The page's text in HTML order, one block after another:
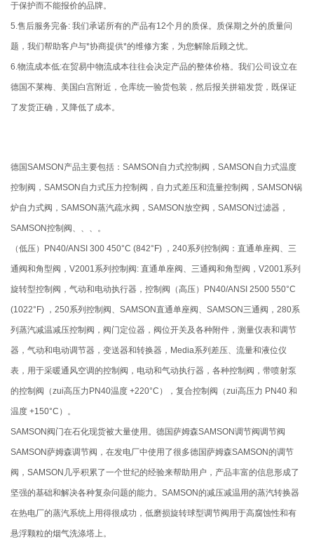
于保护而不能报价的品牌。
5.售后服务完备: 我们承诺所有的产品有12个月的质保。质保期之外的质量问
题，我们帮助客户与*协商提供*的维修方案，为您解除后顾之忧。
6.物流成本低:在贸易中物流成本往往会决定产品的整体价格。我们公司设立在
德国不莱梅、美国白宫附近，仓库统一验货包装，然后报关拼箱发货，既保证
了发货正确，又降低了成本。
德国SAMSON产品主要包括：SAMSON自力式控制阀，SAMSON自力式温度
控制阀，SAMSON自力式压力控制阀，自力式差压和流量控制阀，SAMSON锅
炉自力式阀，SAMSON蒸汽疏水阀，SAMSON放空阀，SAMSON过滤器，
SAMSON控制阀、、、。
（低压）PN40/ANSI 300 450°C (842°F) ，240系列控制阀：直通单座阀、三
通阀和角型阀，V2001系列控制阀: 直通单座阀、三通阀和角型阀，V2001系列
旋转型控制阀，气动和电动执行器，控制阀（高压）PN40/ANSI 2500 550°C
(1022°F) ，250系列控制阀、SAMSON直通单座阀、SAMSON三通阀，280系
列蒸汽减温减压控制阀，阀门定位器，阀位开关及各种附件，测量仪表和调节
器，气动和电动调节器，变送器和转换器，Media系列差压、流量和液位仪
表，用于采暖通风空调的控制阀，电动和气动执行器，各种控制阀，带喷射泵
的控制阀（zui高压力PN40温度 +220°C），复合控制阀（zui高压力 PN40 和
温度 +150°C）。
SAMSON阀门在石化现货被大量使用。德国萨姆森SAMSON调节阀调节阀
SAMSON萨姆森调节阀，在发电厂中使用了很多德国萨姆森SAMSON的调节
阀，SAMSON几乎积累了一个世纪的经验来帮助用户，产品丰富的信息形成了
坚强的基础和解决各种复杂问题的能力。SAMSON的减压减温用的蒸汽转换器
在热电厂的蒸汽系统上用得很成功，低磨损旋转球型调节阀用于高腐蚀性和有
悬浮颗粒的烟气洗涤塔上。